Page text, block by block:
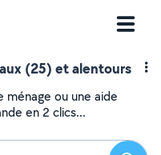
(25) et alentours
ménage ou une aide
en 2 clics...